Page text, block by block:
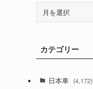
ブカテゴリー
日本車 (4,172)